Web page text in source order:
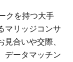
クを持つ大手
マリッジコンサ
合いや交際、
データマッチン